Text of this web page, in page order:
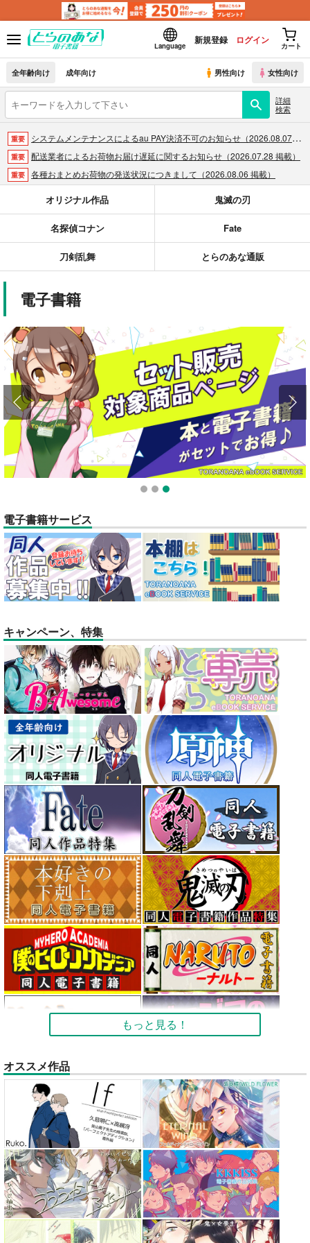
Language
新規登録 ログイン
カート
全年齢向け 成年向け 男性向け 女性向け
詳細
検索
重要 システムメンテナンスによるau PAY決済不可のお知らせ（2026.08.07 掲載）
重要 配送業者によるお荷物お届け遅延に関するお知らせ（2026.07.28 掲載）
重要 各種おまとめお荷物の発送状況につきまして（2026.08.06 掲載）
おまとめサイクル「定期便(月2)」一般会員様の利用再開のお知らせ（2026.02.05 掲載）
重要 「とらのあな×駿河屋日本橋乙女同人誌館」通販店頭受取サービス開始のお知らせ（2026.01.05 更新｜2025.12.30 掲載）
【2025/12/1より】「通販ポイント⇒とらコイン変換キャンペーン」終了のお知らせ（2025.11.21 掲載）
重要 ポイント付与・管理体制改定のお知らせ（2024.11.20 掲載）
オリジナル作品 鬼滅の刃
名探偵コナン Fate
刀剣乱舞 とらのあな通販
電子書籍
1 2 3
電子書籍サービス
キャンペーン、特集
もっと見る！
オススメ作品